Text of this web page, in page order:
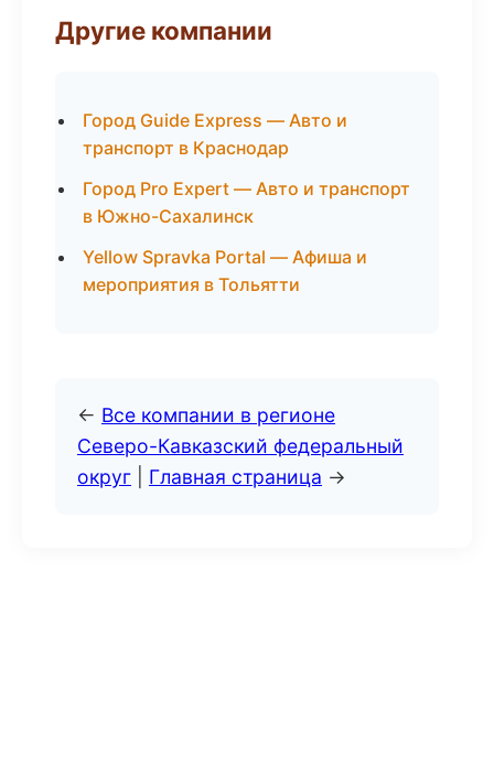
Другие компании
Город Guide Express — Авто и
транспорт в Краснодар
Город Pro Expert — Авто и транспорт
в Южно-Сахалинск
Yellow Spravka Portal — Афиша и
мероприятия в Тольятти
← Все компании в регионе
Северо-Кавказский федеральный
округ
Главная страница →